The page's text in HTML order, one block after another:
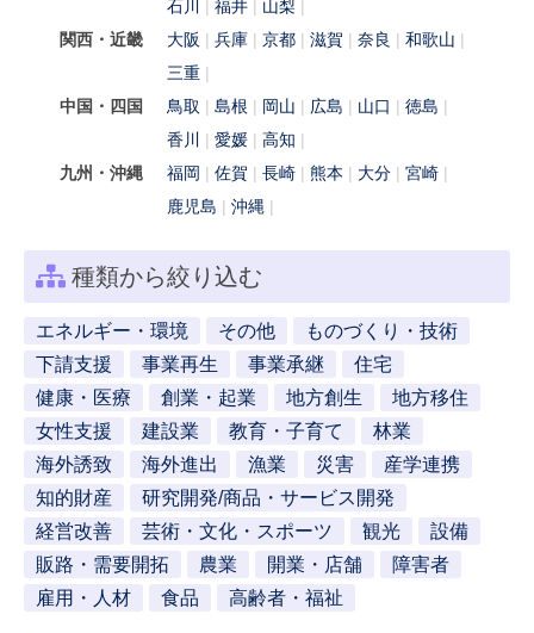
石川
福井
山梨
関西・近畿
大阪 兵庫 京都 滋賀 奈良
和歌山
三重
中国・四国
鳥取 島根 岡山 広島 山口
徳島
香川
愛媛
高知
九州・沖縄
福岡 佐賀 長崎 熊本 大分
宮崎
鹿児島
沖縄
種類から絞り込む
エネルギー・環境 その他
ものづくり・技術
下請支援
事業再生 事業承継
住宅
健康・医療
創業・起業 地方創生
地方移住
女性支援
建設業 教育・子育て
林業
海外誘致
海外進出 漁業 災害
産学連携
知的財産
研究開発/商品・サービス開発
経営改善
芸術・文化・スポーツ 観光
設備
販路・需要開拓
農業 開業・店舗
障害者
雇用・人材
食品 高齢者・福祉